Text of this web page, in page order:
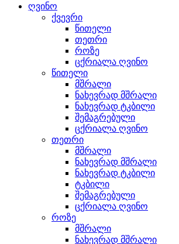
ღვინო
ქვევრი
წითელი
თეთრი
როზე
ცქრიალა ღვინო
წითელი
მშრალი
ნახევრად მშრალი
ნახევრად ტკბილი
შემაგრებული
ცქრიალა ღვინო
თეთრი
მშრალი
ნახევრად მშრალი
ნახევრად ტკბილი
ტკბილი
შემაგრებული
ცქრიალა ღვინო
როზე
მშრალი
ნახევრად მშრალი